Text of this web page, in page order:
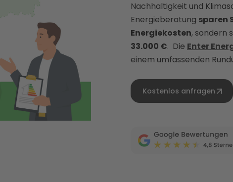
Nachhaltigkeit und
Energieberatung sparen
Energiekosten, sondern
33.000 €. Die Enter
einem umfassenden
Kostenlos anfragen